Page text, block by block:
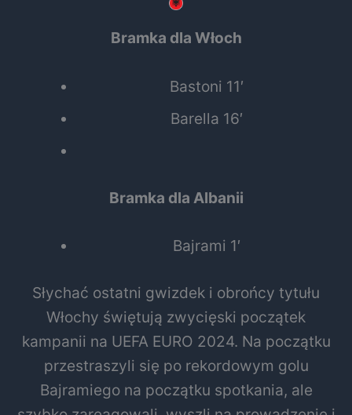
Bramka dla Włoch
Bastoni 11′
Barella 16′
Bramka dla Albanii
Bajrami 1′
Słychać ostatni gwizdek i obrońcy tytułu
Włochy świętują zwycięski początek
kampanii na UEFA EURO 2024. Na początku
przestraszyli się po rekordowym golu
Bajramiego na początku spotkania, ale